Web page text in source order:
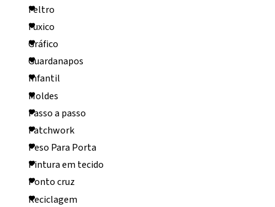
Feltro
Fuxico
Gráfico
Guardanapos
Infantil
Moldes
Passo a passo
Patchwork
Peso Para Porta
Pintura em tecido
Ponto cruz
Reciclagem